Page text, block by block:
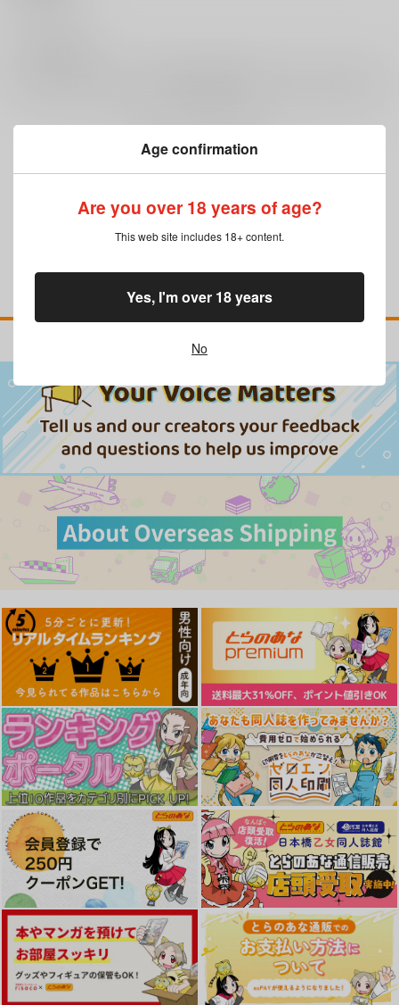
まだレビューはありません
Age confirmation
Are you over 18 years of age?
This web site includes 18+ content.
No
Yes, I'm over 18 years